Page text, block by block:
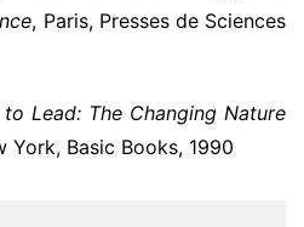
, Paris, Presses de Sciences
to Lead: The Changing Nature
York, Basic Books, 1990